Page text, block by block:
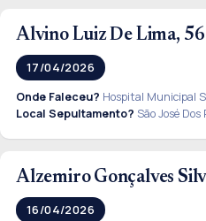
Alvino Luiz De Lima,
17/04/2026
Onde Faleceu? Hospital Municipal
Local Sepultamento? São José Dos
Alzemiro Gonçalves
16/04/2026